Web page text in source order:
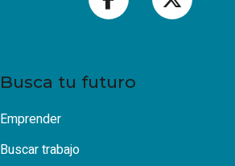
Busca tu futuro
Emprender
Buscar trabajo